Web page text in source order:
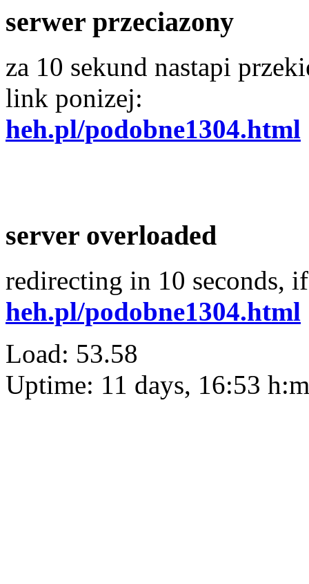
serwer przeciazony
za 10 sekund nastapi
link ponizej:
heh.pl/podobne1304.html
server overloaded
redirecting in 10 seconds,
heh.pl/podobne1304.html
Load: 53.58
Uptime: 11 days, 16:53 h:m